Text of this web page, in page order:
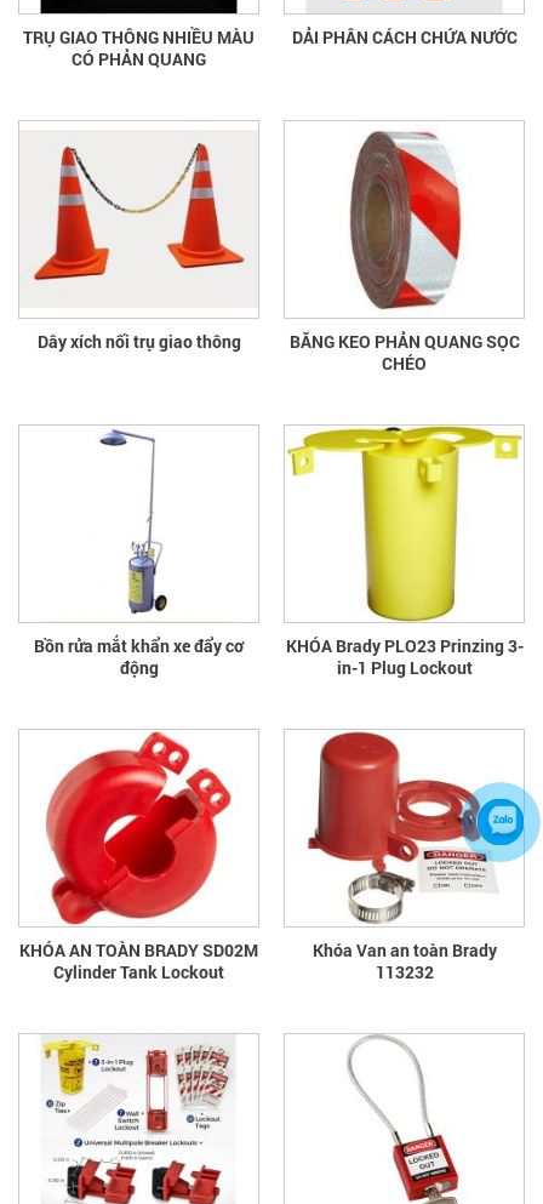
TRỤ GIAO THÔNG NHIỀU MÀU
CÓ PHẢN QUANG
DẢI PHÂN CÁCH CHỨA NƯỚC
Dây xích nối trụ giao thông
BĂNG KEO PHẢN QUANG SỌC
CHÉO
Bồn rửa mắt khẩn xe đẩy cơ
động
KHÓA Brady PLO23 Prinzing 3-
in-1 Plug Lockout
KHÓA AN TOÀN BRADY SD02M
Cylinder Tank Lockout
Khóa Van an toàn Brady
113232